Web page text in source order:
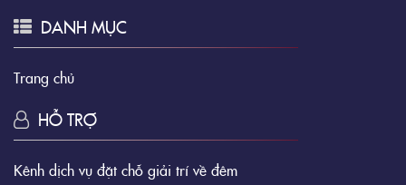
DANH MỤC
Trang chủ
HỖ TRỢ
Kênh dịch vụ đặt chỗ giải trí về đêm